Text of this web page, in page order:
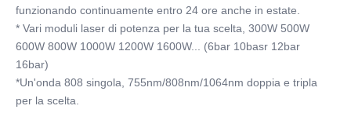
funzionando continuamente entro 24 ore anche in estate.
* Vari moduli laser di potenza per la tua scelta, 300W 500W
600W 800W 1000W 1200W 1600W... (6bar 10basr 12bar
16bar)
*Un'onda 808 singola, 755nm/808nm/1064nm doppia e tripla
per la scelta.